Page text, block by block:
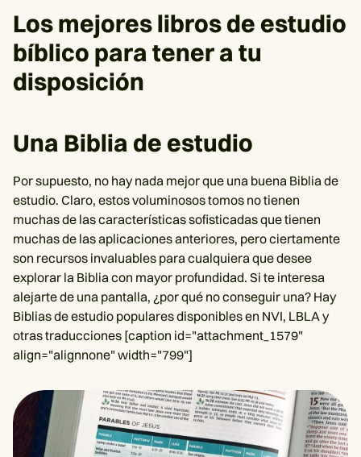
Los mejores libros de estudio
bíblico para tener a tu
disposición
Una Biblia de estudio
Por supuesto, no hay nada mejor que una buena Biblia de
estudio. Claro, estos voluminosos tomos no tienen
muchas de las características sofisticadas que tienen
muchas de las aplicaciones anteriores, pero ciertamente
son recursos invaluables para cualquiera que desee
explorar la Biblia con mayor profundidad. Si te interesa
alejarte de una pantalla, ¿por qué no conseguir una? Hay
Biblias de estudio populares disponibles en NVI, LBLA y
otras traducciones [caption id="attachment_1579"
align="alignnone" width="799"]